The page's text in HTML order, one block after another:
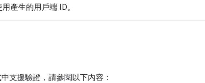
產生的用戶端 ID。
支援驗證，請參閱以下內容：